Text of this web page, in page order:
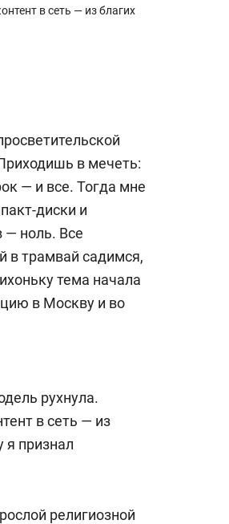
в сеть — из благих
в мечеть:
— и все. Тогда мне
диски и
— ноль. Все
в трамвай садимся,
тема начала
в Москву и во
рухнула.
в сеть — из
я признал
религиозной